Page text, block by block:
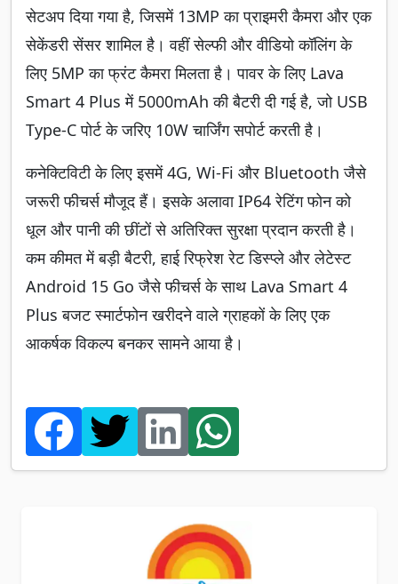
सेटअप दिया गया है, जिसमें 13MP का प्राइमरी कैमरा और एक
सेकेंडरी सेंसर शामिल है। वहीं सेल्फी और वीडियो कॉलिंग के
लिए 5MP का फ्रंट कैमरा मिलता है। पावर के लिए Lava
Smart 4 Plus में 5000mAh की बैटरी दी गई है, जो USB
Type-C पोर्ट के जरिए 10W चार्जिंग सपोर्ट करती है।
कनेक्टिविटी के लिए इसमें 4G, Wi-Fi और Bluetooth जैसे
जरूरी फीचर्स मौजूद हैं। इसके अलावा IP64 रेटिंग फोन को
धूल और पानी की छींटों से अतिरिक्त सुरक्षा प्रदान करती है।
कम कीमत में बड़ी बैटरी, हाई रिफ्रेश रेट डिस्प्ले और लेटेस्ट
Android 15 Go जैसे फीचर्स के साथ Lava Smart 4
Plus बजट स्मार्टफोन खरीदने वाले ग्राहकों के लिए एक
आकर्षक विकल्प बनकर सामने आया है।